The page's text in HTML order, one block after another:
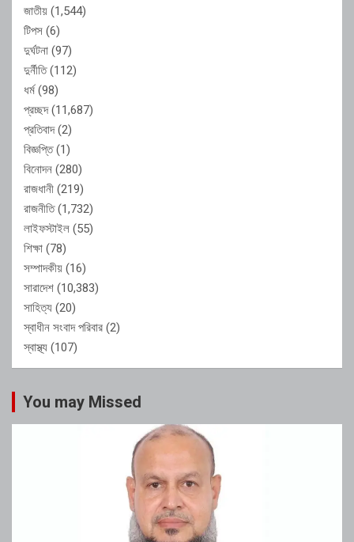
জাতীয় (1,544)
টিপস (6)
দুর্ঘটনা (97)
দুর্নীতি(112)
ধর্ম(98)
প্রচ্ছদ(11,687)
প্রতিবাদ(2)
বিজ্ঞপ্তি(1)
বিনোদন (280)
রাজধানী (219)
রাজনীতি(1,732)
লাইফস্টাইল (55)
শিক্ষা (78)
সম্পাদকীয় (16)
সারাদেশ (10,383)
সাহিত্য (20)
স্বাধীন সংবাদ পরিবার (2)
স্বাস্থ্য (107)
You may Missed